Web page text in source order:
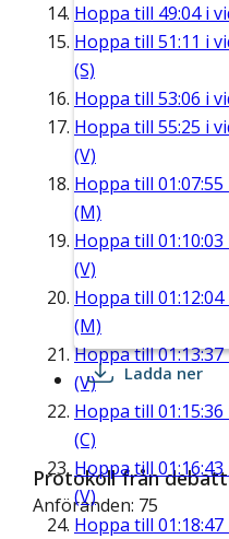
Hoppa till 49:04i
Hoppa till 51:11 i
(S)
Hoppa till 53:06 i
Hoppa till 55:25 i
(V)
Hoppa till 01:07:55
(M)
Hoppa till 01:10:03
(V)
Hoppa till 01:12:04
(M)
Hoppa till01:13:37
(V)
Hoppa till 01:15:36
(C)
Hoppa till 01:16:43
(V)
Hoppa till 01:18:47
Ladda ner
Protokoll från
Anföranden: 75